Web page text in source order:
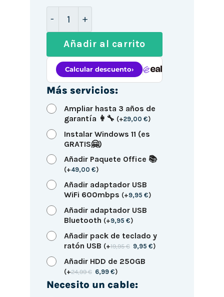
Añadir al carrito
Más servicios:
Ampliar hasta 3 años de
garantía 👩‍🔧 (+29,00 €)
Instalar Windows 11 (es
GRATIS🤗)
Añadir Paquete Office 📚
(+49,00 €)
Añadir adaptador USB
WiFi 600mbps (+9,95 €)
Añadir adaptador USB
Bluetooth (+9,95 €)
Añadir pack de teclado y
ratón USB (+19,95€ 9,95€)
Añadir HDD de 250GB
(+24,99€ 6,99€)
Necesito un cable: